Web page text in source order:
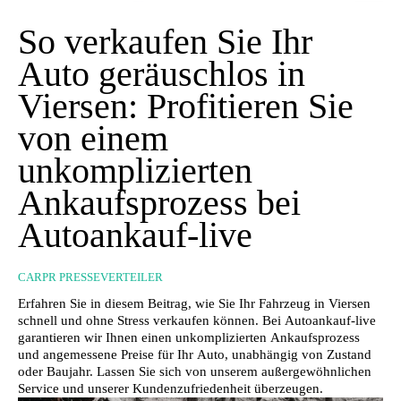
So verkaufen Sie Ihr
Auto geräuschlos in
Viersen: Profitieren Sie
von einem
unkomplizierten
Ankaufsprozess bei
Autoankauf-live
CARPR PRESSEVERTEILER
Erfahren Sie in diesem Beitrag, wie Sie Ihr Fahrzeug in Viersen
schnell und ohne Stress verkaufen können. Bei Autoankauf-live
garantieren wir Ihnen einen unkomplizierten Ankaufsprozess
und angemessene Preise für Ihr Auto, unabhängig von Zustand
oder Baujahr. Lassen Sie sich von unserem außergewöhnlichen
Service und unserer Kundenzufriedenheit überzeugen.